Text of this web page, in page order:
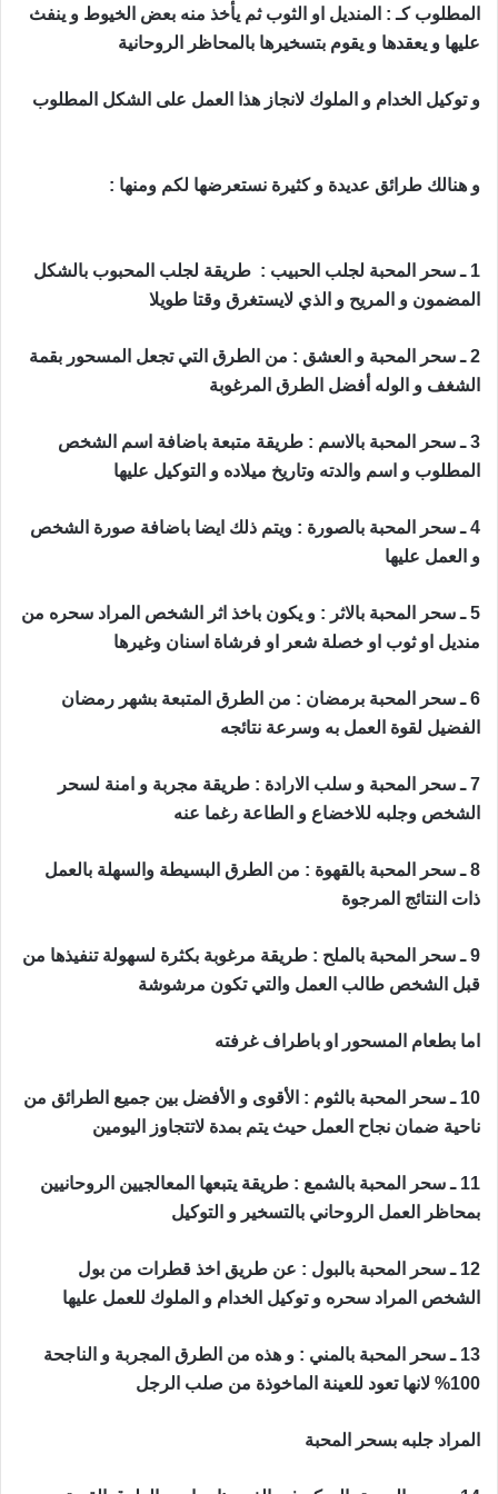
المطلوب كـ : المنديل او الثوب ثم يأخذ منه بعض الخيوط و ينفث
عليها و يعقدها و يقوم بتسخيرها بالمحاظر الروحانية
و توكيل الخدام و الملوك لانجاز هذا العمل على الشكل المطلوب
و هنالك طرائق عديدة و كثيرة نستعرضها لكم ومنها :
1 ـ سحر المحبة لجلب الحبيب : طريقة لجلب المحبوب بالشكل
المضمون و المريح و الذي لايستغرق وقتا طويلا
2 ـ سحر المحبة و العشق : من الطرق التي تجعل المسحور بقمة
الشغف و الوله أفضل الطرق المرغوبة
3 ـ سحر المحبة بالاسم : طريقة متبعة باضافة اسم الشخص
المطلوب و اسم والدته وتاريخ ميلاده و التوكيل عليها
4 ـ سحر المحبة بالصورة : ويتم ذلك ايضا باضافة صورة الشخص
و العمل عليها
5 ـ سحر المحبة بالاثر : و يكون باخذ اثر الشخص المراد سحره من
منديل او ثوب او خصلة شعر او فرشاة اسنان وغيرها
6 ـ سحر المحبة برمضان : من الطرق المتبعة بشهر رمضان
الفضيل لقوة العمل به وسرعة نتائجه
7 ـ سحر المحبة و سلب الارادة : طريقة مجربة و امنة لسحر
الشخص وجلبه للاخضاع و الطاعة رغما عنه
8 ـ سحر المحبة بالقهوة : من الطرق البسيطة والسهلة بالعمل
ذات النتائج المرجوة
9 ـ سحر المحبة بالملح : طريقة مرغوبة بكثرة لسهولة تنفيذها من
قبل الشخص طالب العمل والتي تكون مرشوشة
اما بطعام المسحور او باطراف غرفته
10 ـ سحر المحبة بالثوم : الأقوى و الأفضل بين جميع الطرائق من
ناحية ضمان نجاح العمل حيث يتم بمدة لاتتجاوز اليومين
11 ـ سحر المحبة بالشمع : طريقة يتبعها المعالجيين الروحانيين
بمحاظر العمل الروحاني بالتسخير و التوكيل
12 ـ سحر المحبة بالبول : عن طريق اخذ قطرات من بول
الشخص المراد سحره و توكيل الخدام و الملوك للعمل عليها
13 ـ سحر المحبة بالمني : و هذه من الطرق المجربة و الناجحة
100% لانها تعود للعينة الماخوذة من صلب الرجل
المراد جلبه بسحر المحبة